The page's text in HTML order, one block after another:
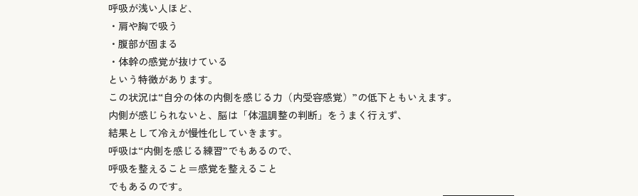
呼吸が浅い人ほど、
・肩や胸で吸う
・腹部が固まる
・体幹の感覚が抜けている
という特徴があります。
この状況は“自分の体の内側を感じる力（内受容感覚）”の低下ともいえます。
内側が感じられないと、脳は「体温調整の判断」をうまく行えず、
結果として冷えが慢性化していきます。
呼吸は“内側を感じる練習”でもあるので、
呼吸を整えること＝感覚を整えること
でもあるのです。